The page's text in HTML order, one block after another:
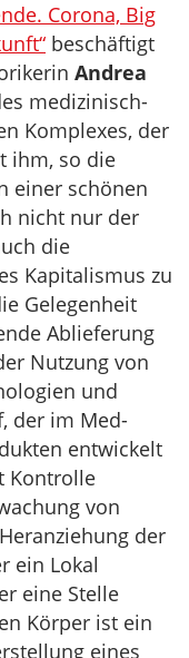
Corona, Big
beschäftigt
Andrea
medizinisch-
Komplexes, der
ihm, so die
einer schönen
nicht nur der
die
Kapitalismus zu
Gelegenheit
Ablieferung
Nutzung von
und
der im Med-
entwickelt
Kontrolle
von
der
ein Lokal
eine Stelle
Körper ist ein
eines